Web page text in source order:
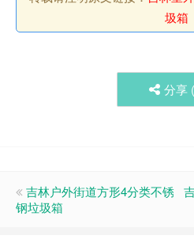
圾箱
分享 (
吉林户外街道方形4分类不锈
钢垃圾箱